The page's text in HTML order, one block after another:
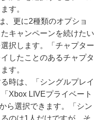
す。
、更に2種類のオプショ
キャンペーンを続けたい
択します。「チャプター
したことのあるチャプタ
す。
時は、「シングルプレイ
Xbox LIVEプライベート
ら選択できます。「シン
のは1人だけですが、そ